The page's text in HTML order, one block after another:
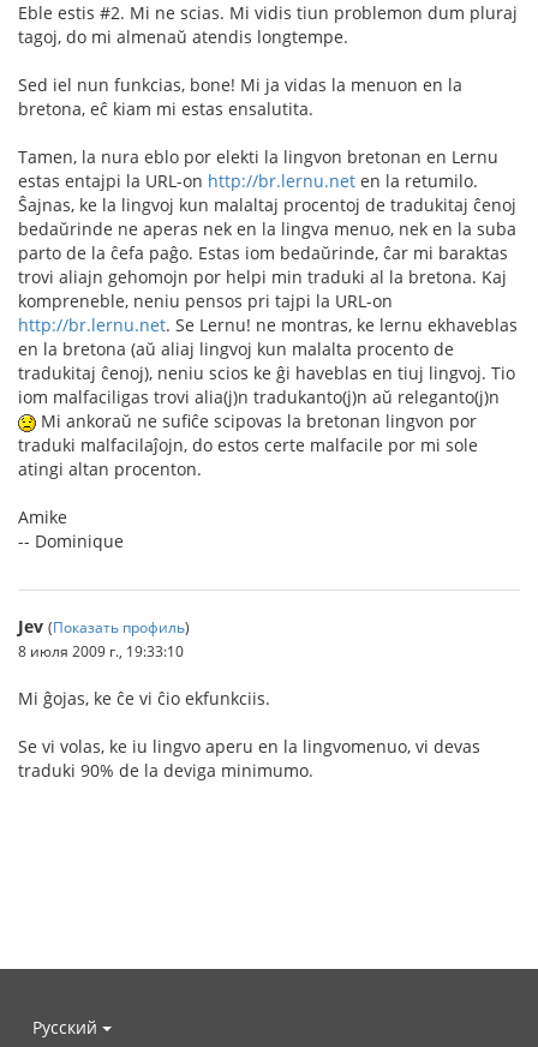
Eble estis #2. Mi ne scias. Mi vidis tiun problemon dum pluraj
tagoj, do mi almenaŭ atendis longtempe.
Sed iel nun funkcias, bone! Mi ja vidas la menuon en la
bretona, eĉ kiam mi estas ensalutita.
Tamen, la nura eblo por elekti la lingvon bretonan en Lernu
estas entajpi la URL-on http://br.lernu.net en la retumilo.
Ŝajnas, ke la lingvoj kun malaltaj procentoj de tradukitaj ĉenoj
bedaŭrinde ne aperas nek en la lingva menuo, nek en la suba
parto de la ĉefa paĝo. Estas iom bedaŭrinde, ĉar mi baraktas
trovi aliajn gehomojn por helpi min traduki al la bretona. Kaj
kompreneble, neniu pensos pri tajpi la URL-on
http://br.lernu.net. Se Lernu! ne montras, ke lernu ekhaveblas
en la bretona (aŭ aliaj lingvoj kun malalta procento de
tradukitaj ĉenoj), neniu scios ke ĝi haveblas en tiuj lingvoj. Tio
iom malfaciligas trovi alia(j)n tradukanto(j)n aŭ releganto(j)n
Mi ankoraŭ ne sufiĉe scipovas la bretonan lingvon por
traduki malfacilaĵojn, do estos certe malfacile por mi sole
atingi altan procenton.
Amike
-- Dominique
Jev (Показать профиль)
8 июля 2009 г., 19:33:10
Mi ĝojas, ke ĉe vi ĉio ekfunkciis.
Se vi volas, ke iu lingvo aperu en la lingvomenuo, vi devas
traduki 90% de la deviga minimumo.
Русский